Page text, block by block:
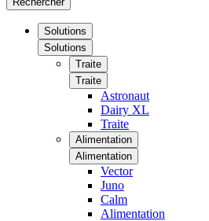
Solutions
Solutions
Traite
Traite
Astronaut
Dairy XL
Traite
Alimentation
Alimentation
Vector
Juno
Calm
Alimentation